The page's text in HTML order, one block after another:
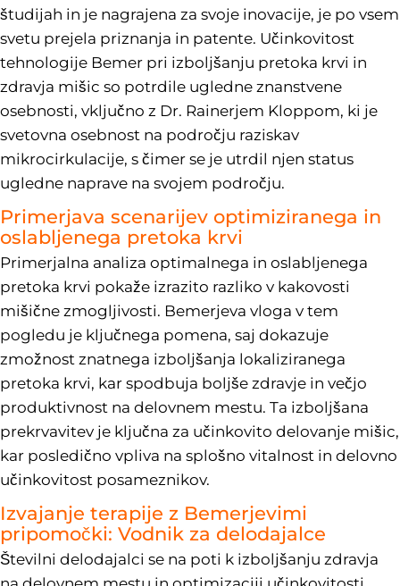
študijah in je nagrajena za svoje inovacije, je po vsem
svetu prejela priznanja in patente. Učinkovitost
tehnologije Bemer pri izboljšanju pretoka krvi in
zdravja mišic so potrdile ugledne znanstvene
osebnosti, vključno z Dr. Rainerjem Kloppom, ki je
svetovna osebnost na področju raziskav
mikrocirkulacije, s čimer se je utrdil njen status
ugledne naprave na svojem področju.
Primerjava scenarijev optimiziranega in
oslabljenega pretoka krvi
Primerjalna analiza optimalnega in oslabljenega
pretoka krvi pokaže izrazito razliko v kakovosti
mišične zmogljivosti. Bemerjeva vloga v tem
pogledu je ključnega pomena, saj dokazuje
zmožnost znatnega izboljšanja lokaliziranega
pretoka krvi, kar spodbuja boljše zdravje in večjo
produktivnost na delovnem mestu. Ta izboljšana
prekrvavitev je ključna za učinkovito delovanje mišic,
kar posledično vpliva na splošno vitalnost in delovno
učinkovitost posameznikov.
Izvajanje terapije z Bemerjevimi
pripomočki: Vodnik za delodajalce
Številni delodajalci se na poti k izboljšanju zdravja